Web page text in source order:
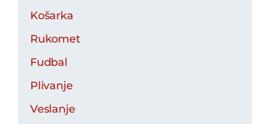
Košarka
Rukomet
Fudbal
Plivanje
Veslanje